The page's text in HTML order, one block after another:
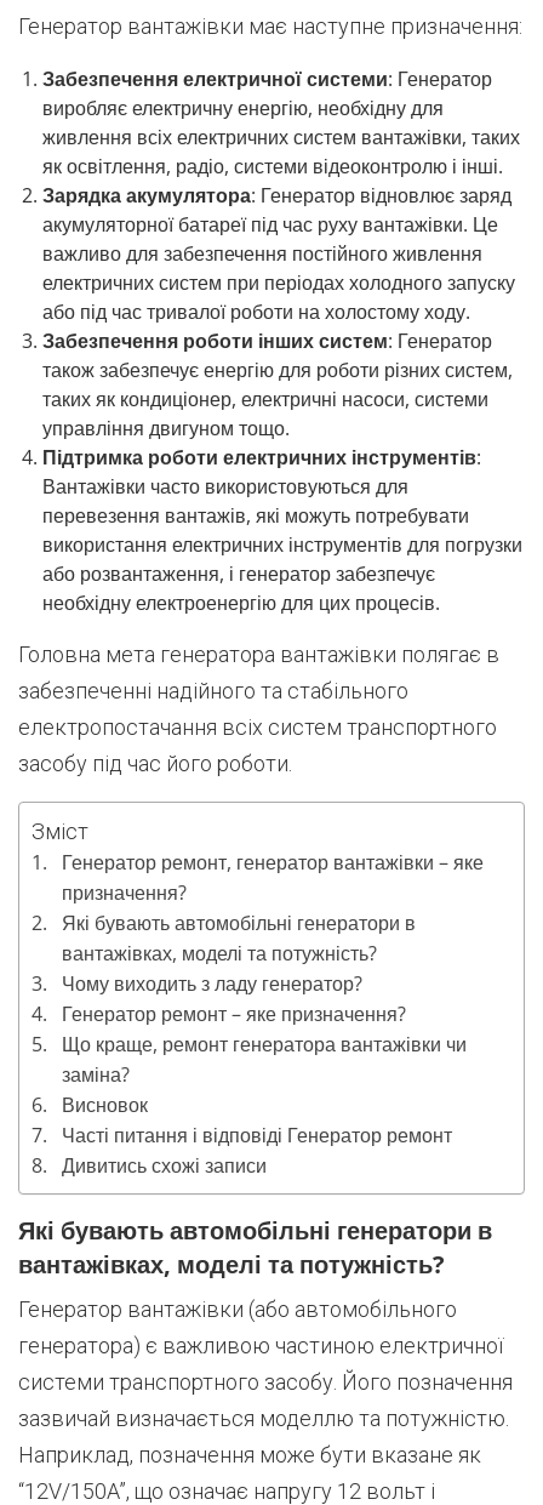
Генератор вантажівки має наступне призначення:
Забезпечення електричної системи: Генератор
виробляє електричну енергію, необхідну для
живлення всіх електричних систем вантажівки, таких
як освітлення, радіо, системи відеоконтролю і інші.
Зарядка акумулятора: Генератор відновлює заряд
акумуляторної батареї під час руху вантажівки. Це
важливо для забезпечення постійного живлення
електричних систем при періодах холодного запуску
або під час тривалої роботи на холостому ходу.
Забезпечення роботи інших систем: Генератор
також забезпечує енергію для роботи різних систем,
таких як кондиціонер, електричні насоси, системи
управління двигуном тощо.
Підтримка роботи електричних інструментів:
Вантажівки часто використовуються для
перевезення вантажів, які можуть потребувати
використання електричних інструментів для погрузки
або розвантаження, і генератор забезпечує
необхідну електроенергію для цих процесів.
Головна мета генератора вантажівки полягає в
забезпеченні надійного та стабільного
електропостачання всіх систем транспортного
засобу під час його роботи.
Зміст
Генератор ремонт, генератор вантажівки – яке
призначення?
Які бувають автомобільні генератори в
вантажівках, моделі та потужність?
Чому виходить з ладу генератор?
Генератор ремонт – яке призначення?
Що краще, ремонт генератора вантажівки чи
заміна?
Висновок
Часті питання і відповіді Генератор ремонт
Дивитись схожі записи
Які бувають автомобільні генератори в
вантажівках, моделі та потужність?
Генератор вантажівки (або автомобільного
генератора) є важливою частиною електричної
системи транспортного засобу. Його позначення
зазвичай визначається моделлю та потужністю.
Наприклад, позначення може бути вказане як
“12V/150A”, що означає напругу 12 вольт і